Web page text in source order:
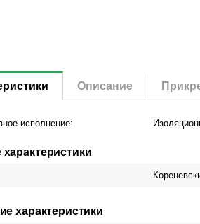
Описание
исполнение:
характеристики